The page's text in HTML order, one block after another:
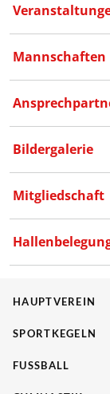
Mannschaften
Bildergalerie
Mitgliedschaft
HAUPTVEREIN
SPORTKEGELN
FUSSBALL